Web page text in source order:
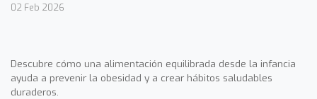
02 Feb 2026
Descubre cómo una alimentación equilibrada desde la infancia
ayuda a prevenir la obesidad y a crear hábitos saludables
duraderos.